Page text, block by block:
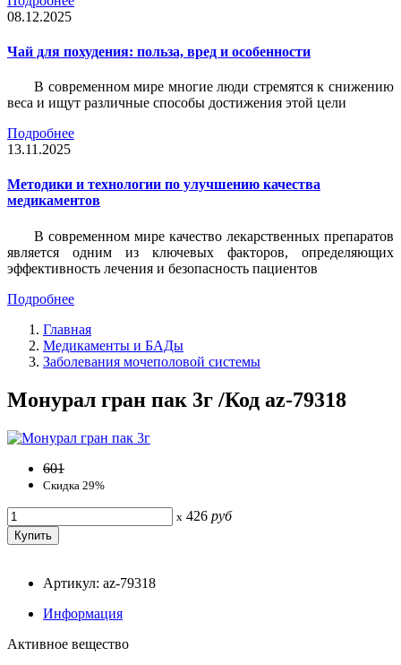
08.12.2025
Чай для похудения: польза, вред и особенности
В современном мире многие люди стремятся к снижению
веса и ищут различные способы достижения этой цели
Подробнее
13.11.2025
Методики и технологии по улучшению качества
медикаментов
В современном мире качество лекарственных препаратов
является одним из ключевых факторов, определяющих
эффективность лечения и безопасность пациентов
Подробнее
Главная
Медикаменты и БАДы
Заболевания мочеполовой системы
Монурал гран пак 3г /Код az-79318
601
Скидка 29%
x 426 руб
Артикул: az-79318
Информация
Активное вещество